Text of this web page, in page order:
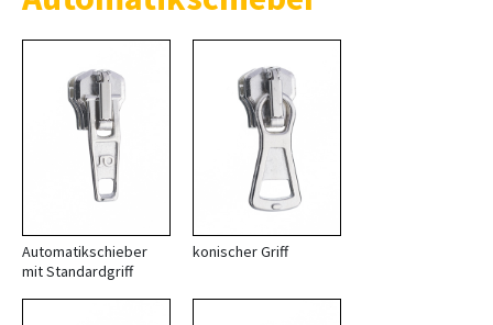
Automatikschieber
mit Standardgriff
konischer Griff